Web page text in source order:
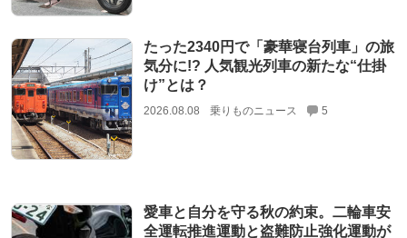
たった2340円で「豪華寝台列車」の旅
気分に!? 人気観光列車の新たな“仕掛
け”とは？
2026.08.08 乗りものニュース 5
愛車と自分を守る秋の約束。二輪車安
全運転推進運動と盗難防止強化運動が